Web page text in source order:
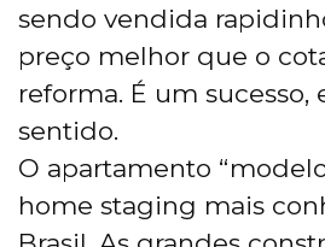
sendo vendida
preço melhor que o
reforma. É um sucesso,
sentido.
O apartamento
home staging mais